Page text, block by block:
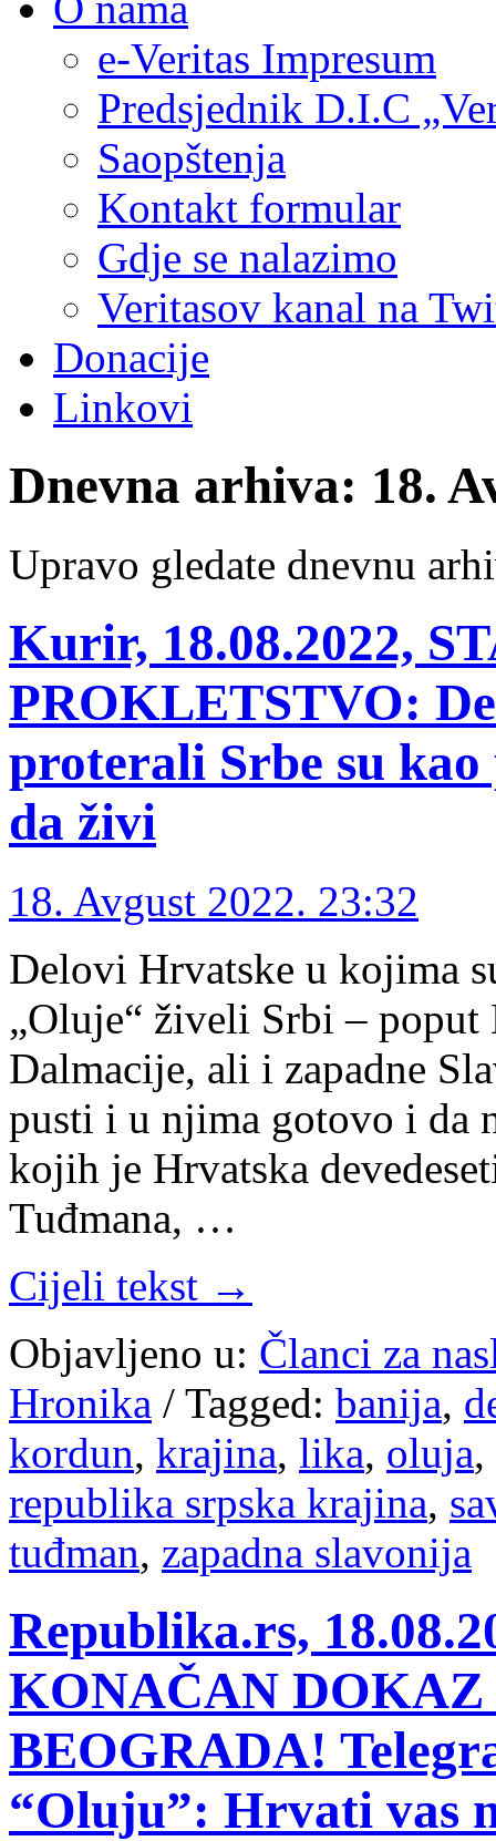
e-Veritas Impresum
Predsjednik D.I.C
Saopštenja
Kontakt formular
Gdje se nalazimo
Veritasov kanal na
Donacije
Linkovi
Dnevna arhiva: 18.
Upravo gledate dnevnu
Kurir, 18.08.2022,
PROKLETSTVO:
proterali Srbe su
da živi
18. Avgust 2022. 23:32
Delovi Hrvatske u kojima
„Oluje“ živeli Srbi –
Dalmacije, ali i zapadne
pusti i u njima gotovo i da
kojih je Hrvatska
Tuđmana, …
Cijeli tekst →
Objavljeno u: Članci za
Hronika / Tagged: banija,
kordun, krajina, lika, oluja,
republika srpska krajina,
tuđman, zapadna slavonija
Republika.rs,
KONAČAN
BEOGRADA!
“Oluju”: Hrvati vas